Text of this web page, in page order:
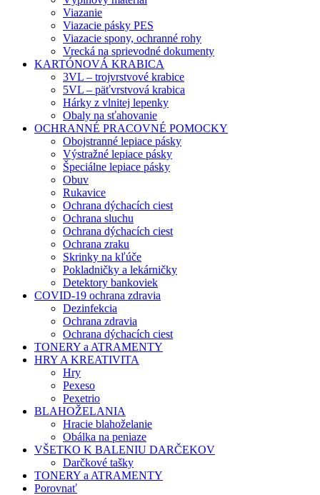
Viazanie
Viazacie pásky PES
Viazacie spony, ochranné rohy
Vrecká na sprievodné dokumenty
KARTÓNOVÁ KRABICA
3VL – trojvrstvové krabice
5VL – päťvrstvová krabica
Hárky z vlnitej lepenky
Obaly na sťahovanie
OCHRANNÉ PRACOVNÉ POMOCKY
Obojstranné lepiace pásky
Výstražné lepiace pásky
Špeciálne lepiace pásky
Obuv
Rukavice
Ochrana dýchacích ciest
Ochrana sluchu
Ochrana dýchacích ciest
Ochrana zraku
Skrinky na kľúče
Pokladničky a lekárničky
Detektory bankoviek
COVID-19 ochrana zdravia
Dezinfekcia
Ochrana zdravia
Ochrana dýchacích ciest
TONERY a ATRAMENTY
HRY A KREATIVITA
Hry
Pexeso
Pexetrio
BLAHOŽELANIA
Hracie blahoželanie
Obálka na peniaze
VŠETKO K BALENIU DARČEKOV
Darčkové tašky
TONERY a ATRAMENTY
Porovnať